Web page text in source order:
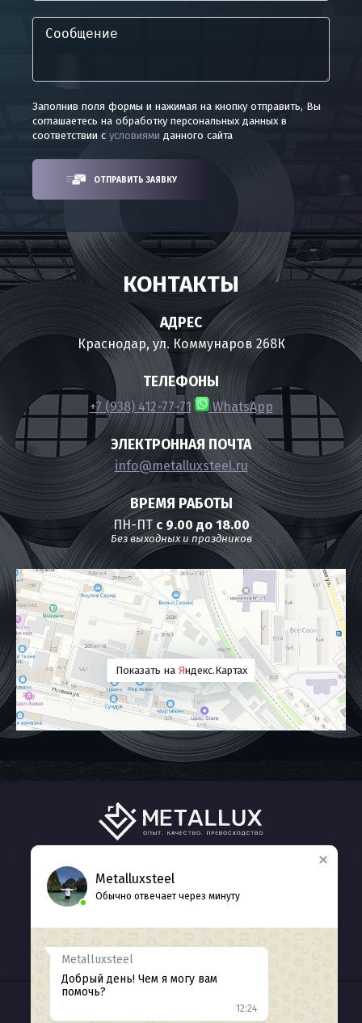
Заполнив поля формы и нажимая на кнопку отправить, Вы
соглашаетесь на обработку персональных данных в
соответствии с условиями данного сайта
ОТПРАВИТЬ ЗАЯВКУ
КОНТАКТЫ
АДРЕС
Краснодар, ул. Коммунаров 268К
ТЕЛЕФОНЫ
+7 (938) 412-77-71 WhatsApp
ЭЛЕКТРОННАЯ ПОЧТА
info@metalluxsteel.ru
ВРЕМЯ РАБОТЫ
ПН-ПТс 9.00 до 18.00
Без выходных и праздников
Показать на Яндекс.Картах
ИНН 2311226371
Metalluxsteel
Обычно отвечает через минуту
Metalluxsteel
Добрый день! Чем я могу вам
помочь?
12:24